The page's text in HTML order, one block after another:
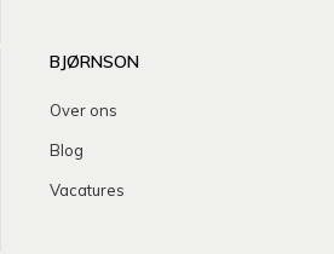
BJØRNSON
Over ons
Blog
Vacatures